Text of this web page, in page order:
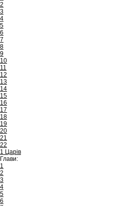
2
3
4
5
6
7
8
9
10
11
12
13
14
15
16
17
18
19
20
21
22
1 Царів
Глави:
1
2
3
4
5
6